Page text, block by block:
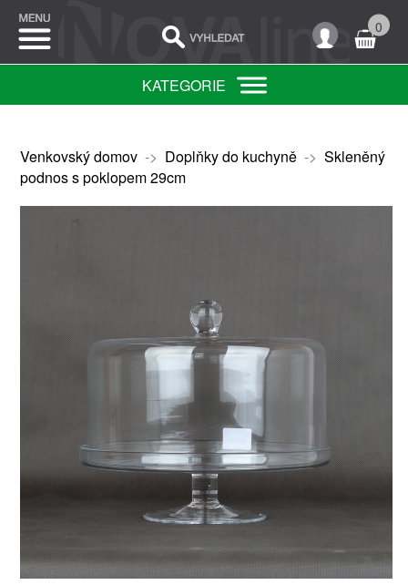
0
KATEGORIE
Venkovský domov-> Doplňky do kuchyně-> Skleněný
podnos s poklopem 29cm